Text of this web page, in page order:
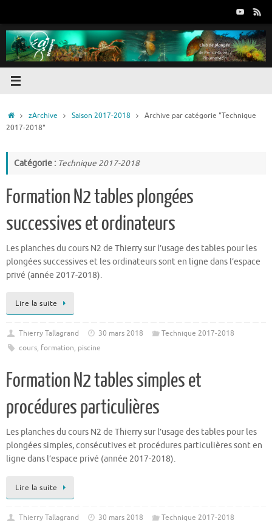
contenu
Accueil
zArchive Saison 2017-2018
Archive par catégorie "Technique
2017-2018"
Catégorie : Technique 2017-2018
Formation N2 tables plongées
successives et ordinateurs
Les planches du cours N2 de Thierry sur l’usage des tables pour les
plongées successives et les ordinateurs sont en ligne dans l’espace
privé (année 2017-2018).
Lire la suite
Thierry Tallagrand 30 mars 2018
Technique 2017-2018
cours, formation, piscine
Formation N2 tables simples et
procédures particulières
Les planches du cours N2 de Thierry sur l’usage des tables pour les
plongées simples, consécutives et procédures particulières sont en
ligne dans l’espace privé (année 2017-2018).
Lire la suite
Thierry Tallagrand 30 mars 2018
Technique 2017-2018